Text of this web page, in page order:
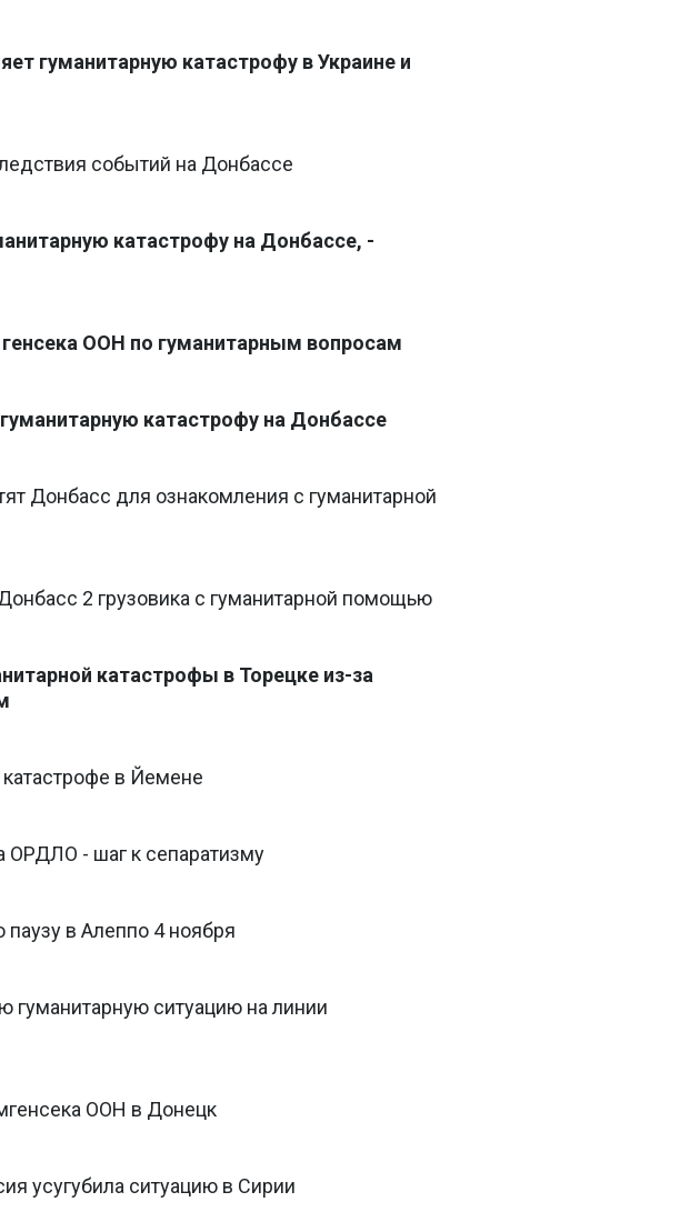
гуманитарную катастрофу в Украине и
событий на Донбассе
катастрофу на Донбассе, -
ООН по гуманитарным вопросам
катастрофу на Донбассе
Донбасс для ознакомления с гуманитарной
2 грузовика с гуманитарной помощью
катастрофы в Торецке из-за
в Йемене
ОРДЛО - шаг к сепаратизму
в Алеппо 4 ноября
ситуацию на линии
ООН в Донецк
усугубила ситуацию в Сирии